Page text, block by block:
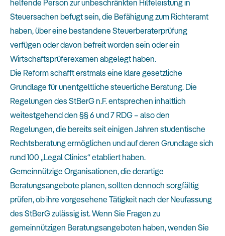
helfende Person zur unbeschränkten Hilfeleistung in
Steuersachen befugt sein, die Befähigung zum Richteramt
haben, über eine bestandene Steuerberaterprüfung
verfügen oder davon befreit worden sein oder ein
Wirtschaftsprüferexamen abgelegt haben.
Die Reform schafft erstmals eine klare gesetzliche
Grundlage für unentgeltliche steuerliche Beratung. Die
Regelungen des StBerG n.F. entsprechen inhaltlich
weitestgehend den §§ 6 und 7 RDG – also den
Regelungen, die bereits seit einigen Jahren studentische
Rechtsberatung ermöglichen und auf deren Grundlage sich
rund 100 „Legal Clinics“ etabliert haben.
Gemeinnützige Organisationen, die derartige
Beratungsangebote planen, sollten dennoch sorgfältig
prüfen, ob ihre vorgesehene Tätigkeit nach der Neufassung
des StBerG zulässig ist. Wenn Sie Fragen zu
gemeinnützigen Beratungsangeboten haben, wenden Sie